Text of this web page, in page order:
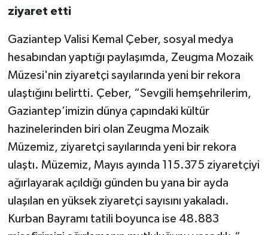
ziyaret etti
Gaziantep Valisi Kemal Çeber, sosyal medya
hesabından yaptığı paylaşımda, Zeugma Mozaik
Müzesi'nin ziyaretçi sayılarında yeni bir rekora
ulaştığını belirtti. Çeber, “Sevgili hemşehrilerim,
Gaziantep’imizin dünya çapındaki kültür
hazinelerinden biri olan Zeugma Mozaik
Müzemiz, ziyaretçi sayılarında yeni bir rekora
ulaştı. Müzemiz, Mayıs ayında 115.375 ziyaretçiyi
ağırlayarak açıldığı günden bu yana bir ayda
ulaşılan en yüksek ziyaretçi sayısını yakaladı.
Kurban Bayramı tatili boyunca ise 48.883